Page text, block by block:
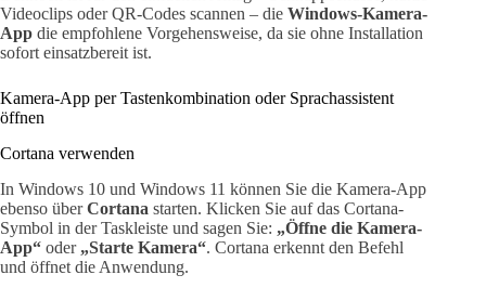
Videoclips oder QR-Codes scannen – die Windows-Kamera-
App die empfohlene Vorgehensweise, da sie ohne Installation
sofort einsatzbereit ist.
Kamera-App per Tastenkombination oder Sprachassistent
öffnen
Cortana verwenden
In Windows 10 und Windows 11 können Sie die Kamera-App
ebenso überCortana starten. Klicken Sie auf das Cortana-
Symbol in der Taskleiste und sagen Sie: „Öffne die Kamera-
App“ oder „Starte Kamera“. Cortana erkennt den Befehl
und öffnet die Anwendung.